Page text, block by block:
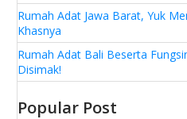
Rumah Adat Jawa Barat, Yuk
Khasnya
Rumah Adat Bali Beserta
Disimak!
Popular Post